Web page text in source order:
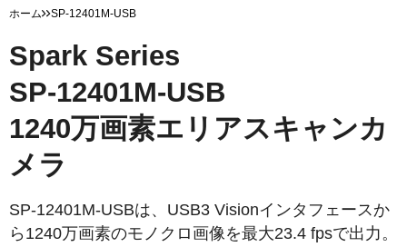
ホーム SP-12401M-USB
Spark Series
SP-12401M-USB
1240万画素エリアスキャンカ
メラ
SP-12401M-USBは、USB3 Visionインタフェースか
ら1240万画素のモノクロ画像を最大23.4 fpsで出力。